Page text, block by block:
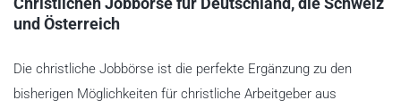
Christlichen Jobbörse für Deutschland, die Schweiz
und Österreich
Die christliche Jobbörse ist die perfekte Ergänzung zu den
bisherigen Möglichkeiten für christliche Arbeitgeber aus